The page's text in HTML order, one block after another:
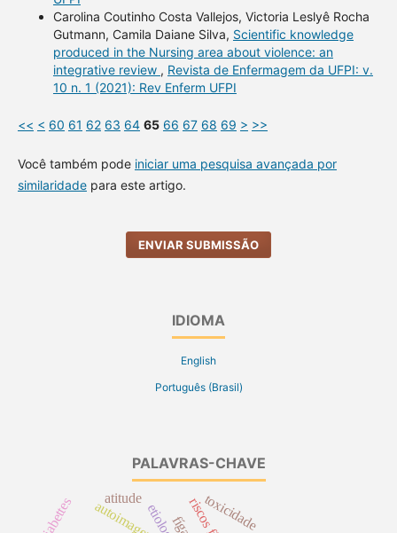
Carolina Coutinho Costa Vallejos, Victoria Leslyê Rocha
Gutmann, Camila Daiane Silva, Scientific knowledge
produced in the Nursing area about violence: an
integrative review , Revista de Enfermagem da UFPI: v.
10 n. 1 (2021): Rev Enferm UFPI
<< < 60 61 62 63 64 65 66 67 68 69 > >>
Você também pode iniciar uma pesquisa avançada por
similaridadepara este artigo.
ENVIAR SUBMISSÃO
IDIOMA
English
Português (Brasil)
PALAVRAS-CHAVE
autoimagem
diabettes toxicidade
atitude